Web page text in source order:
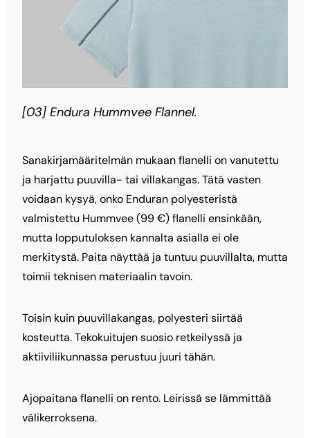
[03] Endura Hummvee Flannel.
Sanakirjamääritelmän mukaan flanelli on vanutettu
ja harjattu puuvilla- tai villakangas. Tätä vasten
voidaan kysyä, onko Enduran polyesteristä
valmistettu Hummvee (99 €) flanelli ensinkään,
mutta lopputuloksen kannalta asialla ei ole
merkitystä. Paita näyttää ja tuntuu puuvillalta, mutta
toimii teknisen materiaalin tavoin.
Toisin kuin puuvillakangas, polyesteri siirtää
kosteutta. Tekokuitujen suosio retkeilyssä ja
aktiiviliikunnassa perustuu juuri tähän.
Ajopaitana flanelli on rento. Leirissä se lämmittää
välikerroksena.